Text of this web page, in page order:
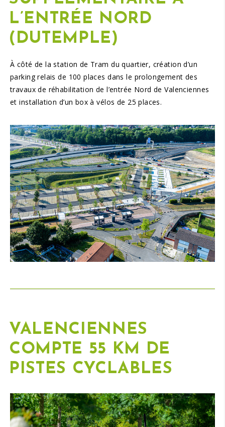
L’ENTRÉE NORD
(DUTEMPLE)
À côté de la station de Tram du quartier, création d’un
parking relais de 100 places dans le prolongement des
travaux de réhabilitation de l’entrée Nord de Valenciennes
et installation d’un box à vélos de 25 places.
VALENCIENNES
COMPTE 55 KM DE
PISTES CYCLABLES